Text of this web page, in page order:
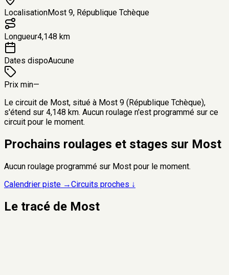
LocalisationMost 9, République Tchèque
Longueur4,148 km
Dates dispoAucune
Prix min—
Le circuit de Most, situé à Most 9 (République Tchèque),
s'étend sur 4,148 km. Aucun roulage n'est programmé sur ce
circuit pour le moment.
Prochains roulages et stages sur Most
Aucun roulage programmé sur Most pour le moment.
Calendrier piste →Circuits proches ↓
Le tracé de Most